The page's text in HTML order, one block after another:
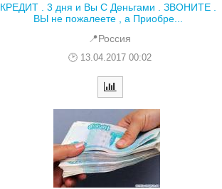
КРЕДИТ . 3 дня и Вы С Деньгами . ЗВОНИТЕ .
ВЫ не пожалеете , а Приобре...
📍Россия
13.04.2017 00:02